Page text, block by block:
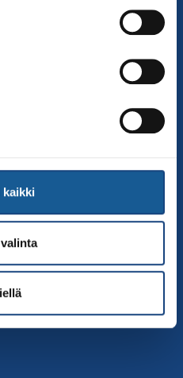
kaikki
uutiset
sivut